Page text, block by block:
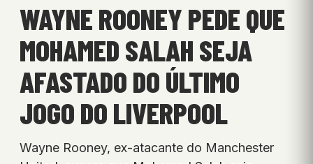
WAYNE ROONEY PEDE QUE
MOHAMED SALAH SEJA
AFASTADO DO ÚLTIMO
JOGO DO LIVERPOOL
Wayne Rooney, ex-atacante do Manchester